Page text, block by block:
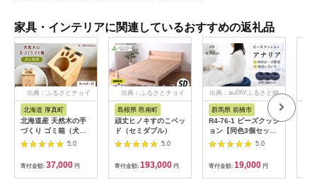
家具・インテリアに関連しているおすすめの返礼品
出典：ふるさとチョイ
ス
北海道 厚真町
北海道産 天然木の手
づくり ゴミ箱（犬の
肉球）《厚真町》【木
工房TANAKA】 ごみ
箱 ゴミ箱 木製 天然木
日用品 雑貨 犬 北海道
ハンドメイド インテ
5.0
寄付金額: 37,000 円
出典：ふるさとチョイ
ス
島根県 邑南町
頑丈ヒノキすのこベッ
ド（セミダブル）
5.0
寄付金額: 193,000 円
出典：auPAYふるさと納
群馬県 前橋市
R4-76-1 ビーズクッシ
ョン【同色3個セッ
ト】アナリア（大ビー
ズ）【ブラウン】｜ビ
ーズ 大ビーズ クッシ
ョン 枕 まくら 背あて
足置き お昼寝枕 腰当
5.0
寄付金額: 19,000 円